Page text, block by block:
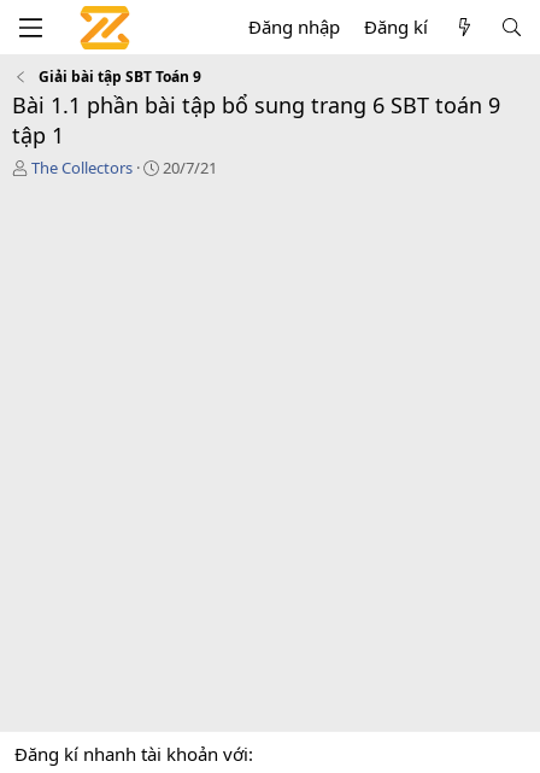
Đăng nhập Đăng kí
Giải bài tập SBT Toán 9
Bài 1.1 phần bài tập bổ sung trang 6 SBT toán 9
tập 1
T
The Collectors
C
20/7/21
Đăng kí nhanh tài khoản với